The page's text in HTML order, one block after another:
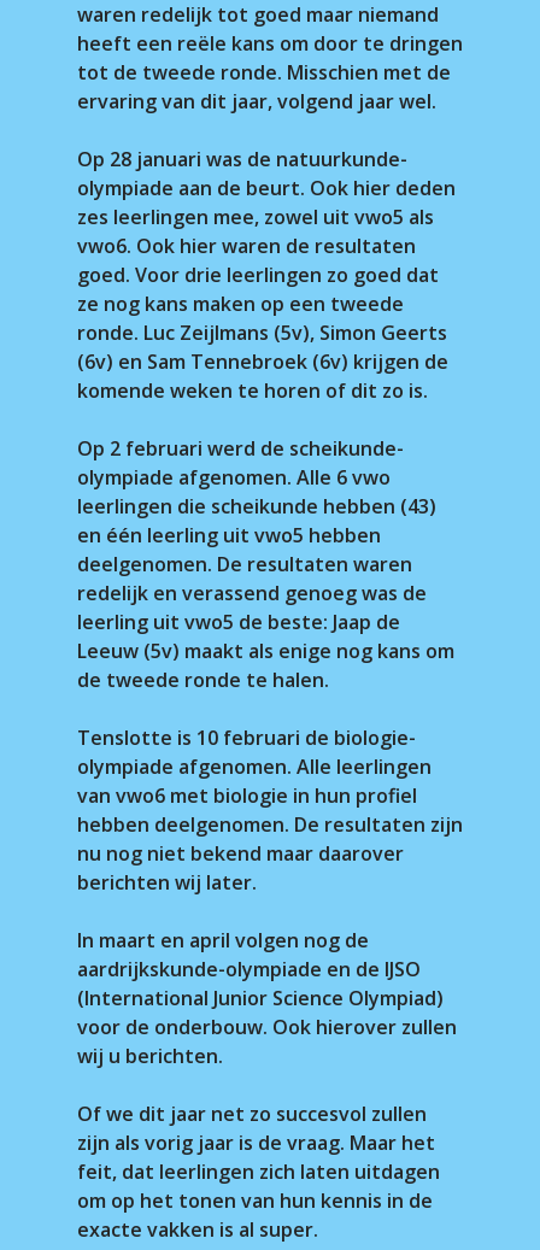
waren redelijk tot goed maar niemand
heeft een reële kans om door te dringen
tot de tweede ronde. Misschien met de
ervaring van dit jaar, volgend jaar wel.
Op 28 januari was de natuurkunde-
olympiade aan de beurt. Ook hier deden
zes leerlingen mee, zowel uit vwo5 als
vwo6. Ook hier waren de resultaten
goed. Voor drie leerlingen zo goed dat
ze nog kans maken op een tweede
ronde. Luc Zeijlmans (5v), Simon Geerts
(6v) en Sam Tennebroek (6v) krijgen de
komende weken te horen of dit zo is.
Op 2 februari werd de scheikunde-
olympiade afgenomen. Alle 6 vwo
leerlingen die scheikunde hebben (43)
en één leerling uit vwo5 hebben
deelgenomen. De resultaten waren
redelijk en verassend genoeg was de
leerling uit vwo5 de beste: Jaap de
Leeuw (5v) maakt als enige nog kans om
de tweede ronde te halen.
Tenslotte is 10 februari de biologie-
olympiade afgenomen. Alle leerlingen
van vwo6 met biologie in hun profiel
hebben deelgenomen. De resultaten zijn
nu nog niet bekend maar daarover
berichten wij later.
In maart en april volgen nog de
aardrijkskunde-olympiade en de IJSO
(International Junior Science Olympiad)
voor de onderbouw. Ook hierover zullen
wij u berichten.
Of we dit jaar net zo succesvol zullen
zijn als vorig jaar is de vraag. Maar het
feit, dat leerlingen zich laten uitdagen
om op het tonen van hun kennis in de
exacte vakken is al super.